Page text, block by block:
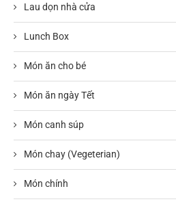
Lau dọn nhà cửa
Lunch Box
Món ăn cho bé
Món ăn ngày Tết
Món canh súp
Món chay (Vegeterian)
Món chính